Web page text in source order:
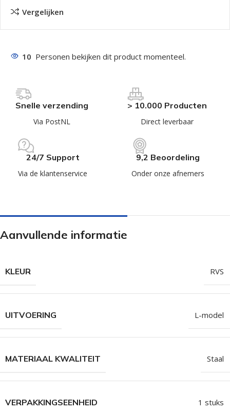
Vergelijken
10 Personen bekijken dit product momenteel.
Snelle verzending
Via PostNL
> 10.000 Producten
Direct leverbaar
24/7 Support
Via de klantenservice
9,2 Beoordeling
Onder onze afnemers
Aanvullende informatie
KLEUR RVS
UITVOERING L-model
MATERIAAL KWALITEIT Staal
VERPAKKINGSEENHEID 1 stuks